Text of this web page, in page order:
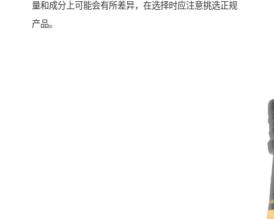
量和成分上可能会有所差异，在选择时应注意挑选正规
产品。